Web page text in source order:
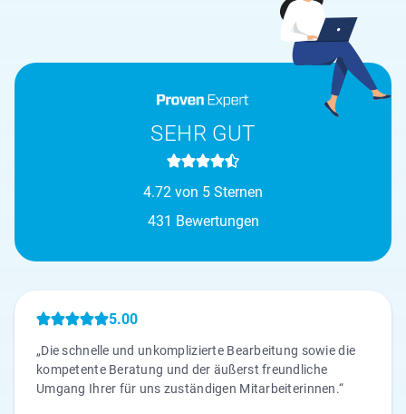
SEHR GUT
4.72 von 5 Sternen
431 Bewertungen
5.00
„Die schnelle und unkomplizierte Bearbeitung sowie die
kompetente Beratung und der äußerst freundliche
Umgang Ihrer für uns zuständigen Mitarbeiterinnen.“